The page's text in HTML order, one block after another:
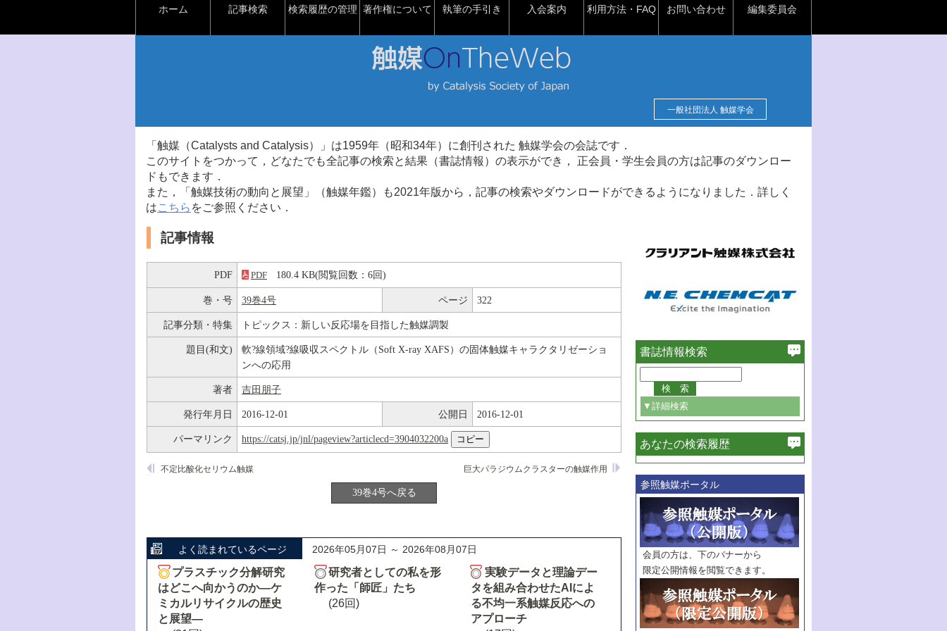
ホーム 記事検索 検索履歴の管理 著作権について 執筆の手引き 入会案内 利用方法・FAQ お問い合わせ 編集委員会
一般社団法人 触媒学会
「触媒（Catalysts and Catalysis）」は1959年（昭和34年）に創刊された 触媒学会の会誌です．
このサイトをつかって，どなたでも全記事の検索と結果（書誌情報）の表示ができ， 正会員・学生会員の方は記事のダウンロー
ドもできます．
また，「触媒技術の動向と展望」（触媒年鑑）も2021年版から，記事の検索やダウンロードができるようになりました．詳しく
はこちら をご参照ください．
記事情報
PDF PDF 180.4 KB(閲覧回数：6回)
巻・号 39巻4号 ページ 322
記事分類・特集 トピックス：新しい反応場を目指した触媒調製
題目(和文)
軟?線領域?線吸収スペクトル（Soft X-ray XAFS）の固体触媒キャラクタリゼーショ
ンへの応用
著者 吉田朋子
発行年月日 2016-12-01 公開日 2016-12-01
パーマリンク https://catsj.jp/jnl/pageview?articlecd=3904032200a
巨大パラジウムクラスターの触媒作用
不定比酸化セリウム触媒
39巻4号へ戻る
よく読まれているページ 2026年05月07日 ～ 2026年08月07日
プラスチック分解研究
はどこへ向かうのか―ケ
ミカルリサイクルの歴史
と展望―
研究者としての私を形
作った「師匠」たち
(26回)
実験データと理論デー
タを組み合わせたAIによ
る不均一系触媒反応への
アプローチ
書誌情報検索
▼詳細検索
必ず含む
巻・号指定
巻
号
範囲指定
巻
号～
巻
号
触媒年鑑
年度
記事種別
マーク：
マークあり
あなたの検索履歴
参照触媒ポータル
会員の方は、下のバナーから
限定公開情報を閲覧できます。